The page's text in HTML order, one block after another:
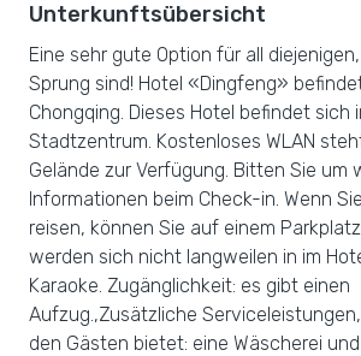
Unterkunftsübersicht
Eine sehr gute Option für all
Sprung sind! Hotel «Dingfeng»
Chongqing. Dieses Hotel befindet sich
Stadtzentrum. Kostenloses WLAN
Gelände zur Verfügung. Bitten Sie um
Informationen beim Check-in. Wenn
reisen, können Sie auf einem
werden sich nicht langweilen in im
Karaoke. Zugänglichkeit: es gibt einen
Aufzug.,Zusätzliche
den Gästen bietet: eine Wäscherei